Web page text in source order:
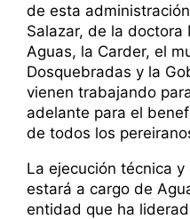
de esta
Salazar, de la doctora
Aguas, la Carder, el
Dosquebradas y la
vienen trabajando
adelante para el
de todos los
La ejecución técnica
estará a cargo de
entidad que ha